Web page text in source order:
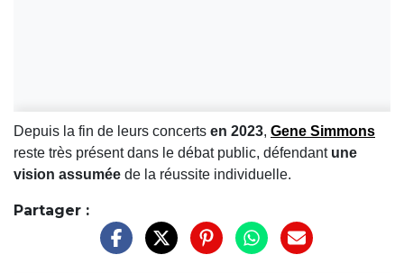
Depuis la fin de leurs concerts en 2023, Gene Simmons
reste très présent dans le débat public, défendant une
vision assumée de la réussite individuelle.
Partager :